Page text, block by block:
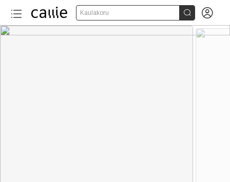
Kaulakoru  